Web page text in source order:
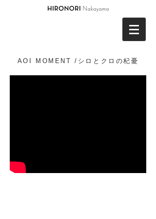
AOI MOMENT /シロとクロの杞憂